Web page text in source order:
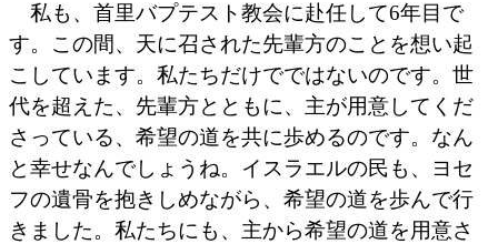
私も、首里バプテスト教会に赴任して6年目で
す。この間、天に召された先輩方のことを想い起
こしています。私たちだけでではないのです。世
代を超えた、先輩方とともに、主が用意してくだ
さっている、希望の道を共に歩めるのです。なん
と幸せなんでしょうね。イスラエルの民も、ヨセ
フの遺骨を抱きしめながら、希望の道を歩んで行
きました。私たちにも、主から希望の道を用意さ